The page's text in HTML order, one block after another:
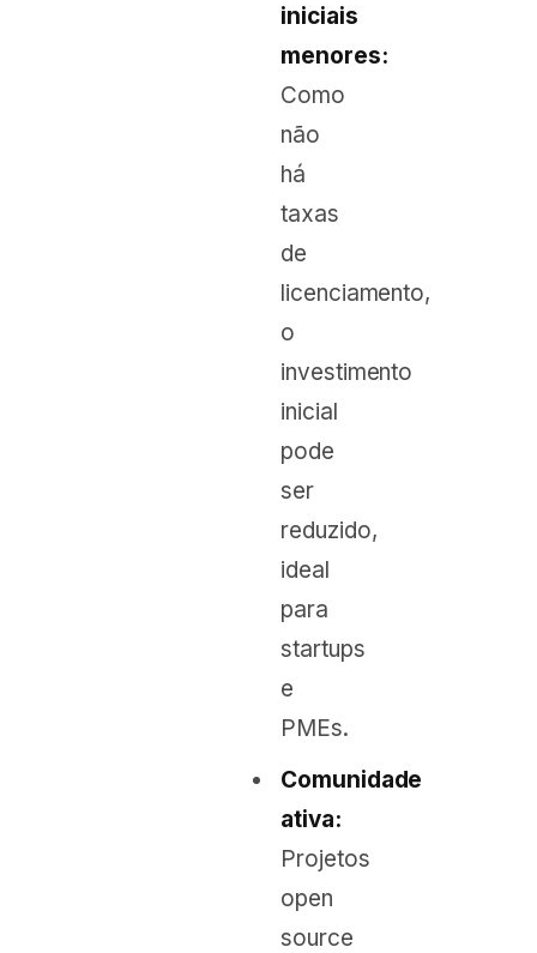
iniciais
menores:
Como
não
há
taxas
de
licenciamento,
o
investimento
inicial
pode
ser
reduzido,
ideal
para
startups
e
PMEs.
Comunidade
ativa:
Projetos
open
source